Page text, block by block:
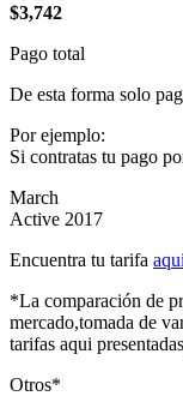
$3,742
Pago total
De esta forma solo
Por ejemplo:
Si contratas tu pago
March
Active 2017
Encuentra tu tarifa aqui
*La comparación de
mercado,tomada de
tarifas aqui
Otros*